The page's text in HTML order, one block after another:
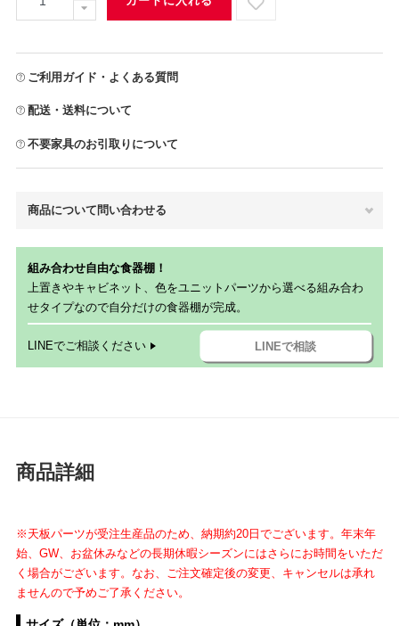
ご利用ガイド・よくある質問
配送・送料について
不要家具のお引取りについて
商品について問い合わせる
組み合わせ自由な食器棚！
上置きやキャビネット、色をユニットパーツから選べる組み合わ
せタイプなので自分だけの食器棚が完成。
LINEでご相談ください LINEで相談
商品詳細
※天板パーツが受注生産品のため、納期約20日でございます。年末年
始、GW、お盆休みなどの長期休暇シーズンにはさらにお時間をいただ
く場合がございます。 なお、ご注文確定後の変更、キャンセルは承れ
ませんので予めご了承ください。